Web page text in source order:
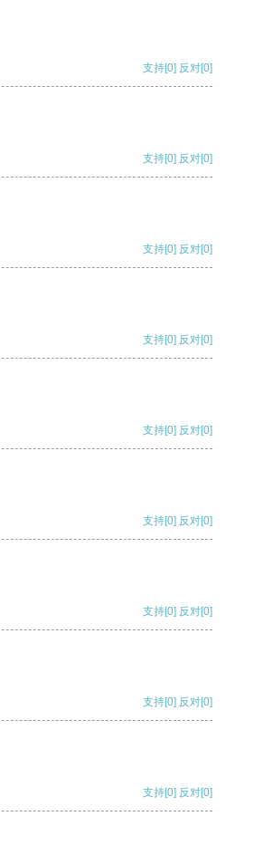
支持[0] 反对[0]
支持[0] 反对[0]
支持[0] 反对[0]
支持[0] 反对[0]
支持[0] 反对[0]
支持[0] 反对[0]
支持[0] 反对[0]
支持[0] 反对[0]
支持[0] 反对[0]